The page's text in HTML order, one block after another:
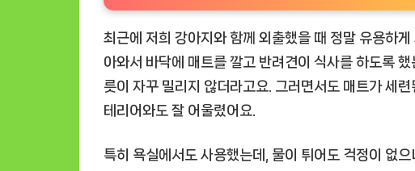
최근에 저희 강아지와 함께 외출했을 때 정말 유용하
아와서 바닥에 매트를 깔고 반려견이 식사를 하도록
릇이 자꾸 밀리지 않더라고요. 그러면서도 매트가 세
테리어와도 잘 어울렸어요.
특히 욕실에서도 사용했는데, 물이 튀어도 걱정이 없